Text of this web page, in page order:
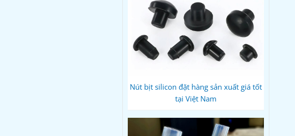
Nút bịt silicon đặt hàng sản xuất giá tốt
tại Việt Nam